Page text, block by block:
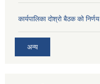
कार्यपालिका दोश्रो बैठक को निर्णय
अन्य